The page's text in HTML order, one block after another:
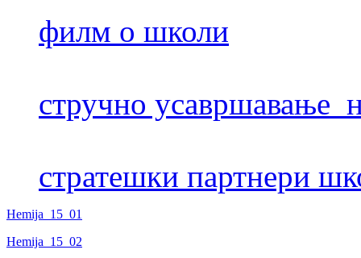
филм о школи
стручно усавршавање
стратешки партнери
Hemija_15_01
Hemija_15_02